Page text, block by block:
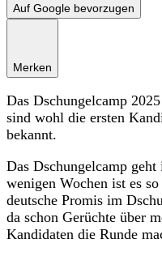
Auf Google bevorzugen
Merken
Das Dschungelcamp
sind wohl die ersten
bekannt.
Das Dschungelcamp
wenigen Wochen ist es
deutsche Promis im
da schon Gerüchte über
Kandidaten die Runde